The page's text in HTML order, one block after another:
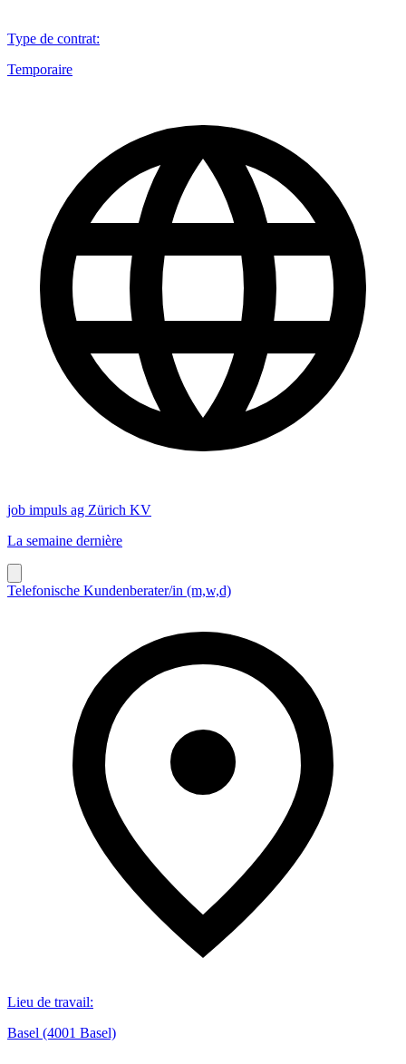
Type de contrat:
Temporaire
job impuls ag Zürich KV
La semaine dernière
Telefonische Kundenberater/in (m,w,d)
Lieu de travail:
Basel (4001 Basel)